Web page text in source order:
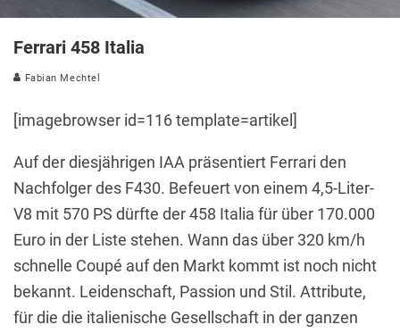
Ferrari 458 Italia
Fabian Mechtel
[imagebrowser id=116 template=artikel]
Auf der diesjährigen IAA präsentiert Ferrari den
Nachfolger des F430. Befeuert von einem 4,5-Liter-
V8 mit 570 PS dürfte der 458 Italia für über 170.000
Euro in der Liste stehen. Wann das über 320 km/h
schnelle Coupé auf den Markt kommt ist noch nicht
bekannt. Leidenschaft, Passion und Stil. Attribute,
für die die italienische Gesellschaft in der ganzen